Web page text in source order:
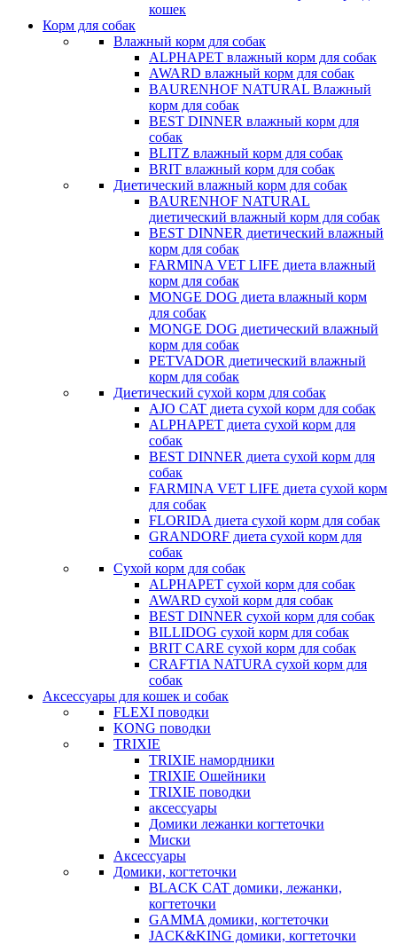
кошек
Корм для собак
Влажный корм для собак
ALPHAPET влажный корм для собак
AWARD влажный корм для собак
BAURENHOF NATURAL Влажный
корм для собак
BEST DINNER влажный корм для
собак
BLITZ влажный корм для собак
BRIT влажный корм для собак
Диетический влажный корм для собак
BAURENHOF NATURAL
диетический влажный корм для собак
BEST DINNER диетический влажный
корм для собак
FARMINA VET LIFE диета влажный
корм для собак
MONGE DOG диета влажный корм
для собак
MONGE DOG диетический влажный
корм для собак
PETVADOR диетический влажный
корм для собак
Диетический сухой корм для собак
AJO CAT диета сухой корм для собак
ALPHAPET диета сухой корм для
собак
BEST DINNER диета сухой корм для
собак
FARMINA VET LIFE диета сухой корм
для собак
FLORIDA диета сухой корм для собак
GRANDORF диета сухой корм для
собак
Сухой корм для собак
ALPHAPET сухой корм для собак
AWARD сухой корм для собак
BEST DINNER сухой корм для собак
BILLIDOG cухой корм для собак
BRIT CARE сухой корм для собак
CRAFTIA NATURA сухой корм для
собак
Аксессуары для кошек и собак
FLEXI поводки
KONG поводки
TRIXIE
TRIXIE намордники
TRIXIE Ошейники
TRIXIE поводки
аксессуары
Домики лежанки когтеточки
Миски
Аксессуары
Домики, когтеточки
BLACK CAT домики, лежанки,
когтеточки
GAMMA домики, когтеточки
JACK&KING домики, когтеточки